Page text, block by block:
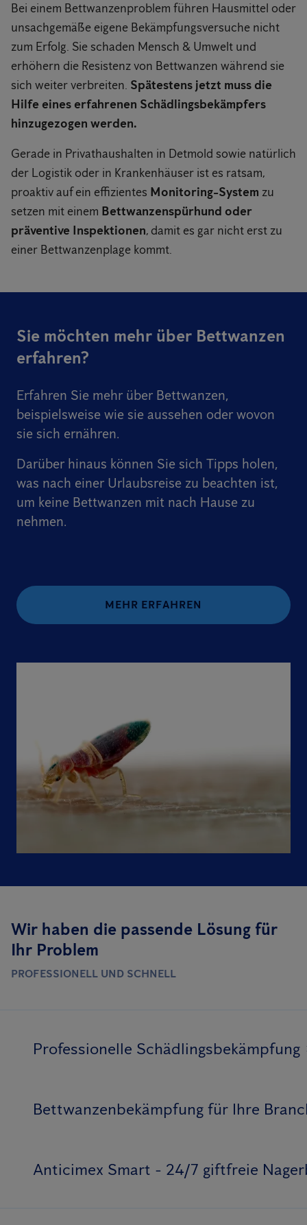
Bei einem Bettwanzenproblem führen Hausmittel oder
unsachgemäße eigene Bekämpfungsversuche nicht
zum Erfolg. Sie schaden Mensch & Umwelt und
erhöhern die Resistenz von Bettwanzen während sie
sich weiter verbreiten. Spätestens jetzt muss die
Hilfe eines erfahrenen Schädlingsbekämpfers
hinzugezogen werden.
Gerade in Privathaushalten in Detmold sowie natürlich
der Logistik oder in Krankenhäuser ist es ratsam,
proaktiv auf ein effizientes Monitoring-System zu
setzen mit einem Bettwanzenspürhund oder
präventive Inspektionen, damit es gar nicht erst zu
einer Bettwanzenplage kommt.
Sie möchten mehr über Bettwanzen
erfahren?
Erfahren Sie mehr über Bettwanzen,
beispielsweise wie sie aussehen oder wovon
sie sich ernähren.
Darüber hinaus können Sie sich Tipps holen,
was nach einer Urlaubsreise zu beachten ist,
um keine Bettwanzen mit nach Hause zu
nehmen.
MEHR ERFAHREN
Wir haben die passende Lösung für
Ihr Problem
PROFESSIONELL UND SCHNELL
Professionelle Schädlingsbekämpfung
Bettwanzenbekämpfung für Ihre
Anticimex Smart - 24/7 giftfreie